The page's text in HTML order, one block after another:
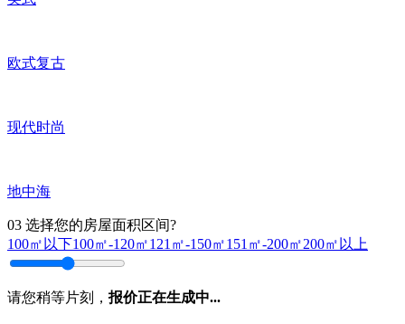
欧式复古
现代时尚
地中海
03 选择您的房屋面积区间?
100㎡以下100㎡-120㎡121㎡-150㎡151㎡-200㎡200㎡以上
请您稍等片刻， 报价正在生成中...